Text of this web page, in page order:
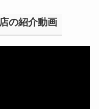
の紹介動画